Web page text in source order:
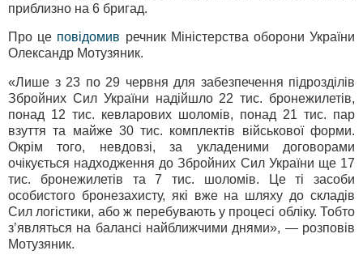
приблизно на 6 бригад.
Про це повідомив речник Міністерства оборони України
Олександр Мотузяник.
«Лише з 23 по 29 червня для забезпечення підрозділів
Збройних Сил України надійшло 22 тис. бронежилетів,
понад 12 тис. кевларових шоломів, понад 21 тис. пар
взуття та майже 30 тис. комплектів військової форми.
Окрім того, невдовзі, за укладеними договорами
очікується надходження до Збройних Сил України ще 17
тис. бронежилетів та 7 тис. шоломів. Це ті засоби
особистого бронезахисту, які вже на шляху до складів
Сил логістики, або ж перебувають у процесі обліку. Тобто
з’являться на балансі найближчими днями», — розповів
Мотузяник.